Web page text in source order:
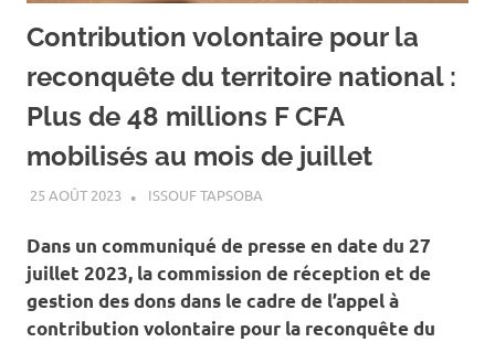
Contribution volontaire pour la
reconquête du territoire national :
Plus de 48 millions F CFA
mobilisés au mois de juillet
25 AOÛT 2023 ISSOUF TAPSOBA
Dans un communiqué de presse en date du 27
juillet 2023, la commission de réception et de
gestion des dons dans le cadre de l’appel à
contribution volontaire pour la reconquête du